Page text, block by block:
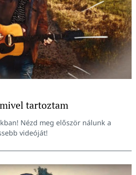
tartoztam
Nézd meg először nálunk a
videóját!